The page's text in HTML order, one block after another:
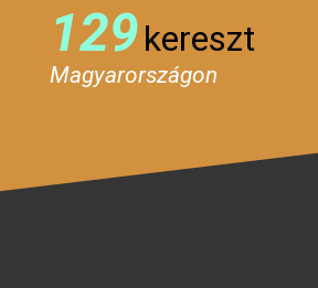
129kereszt
Magyarországon